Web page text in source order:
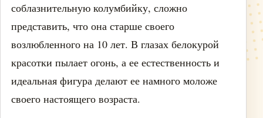
соблазнительную колумбийку, сложно
представить, что она старше своего
возлюбленного на 10 лет. В глазах белокурой
красотки пылает огонь, а ее естественность и
идеальная фигура делают ее намного моложе
своего настоящего возраста.